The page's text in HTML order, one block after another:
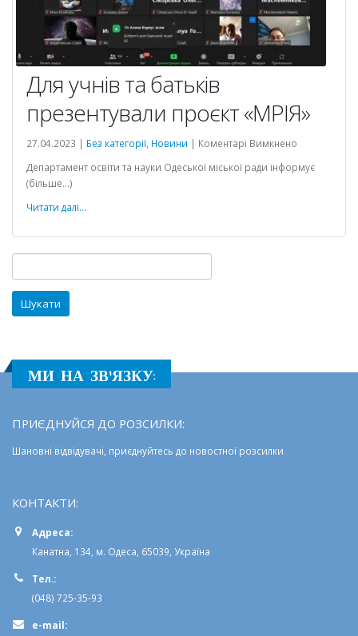
Для учнів та батьків
презентували проєкт «МРІЯ»
27.04.2023 | Без категорії Новини | Коментарі Вимкнено
учнів
проєкт
Департамент освіти та науки Одеської міської ради інформує
(більше…)
Читати далі...
МИ НА ЗВ'ЯЗКУ:
ПРИЄДНУЙСЯ ДО РОЗСИЛКИ:
Шановні відвідувачі, приєднуйтесь до новостної розсилки
КОНТАКТИ:
Адреса:
Канатна, 134, м. Одеса, 65039, Україна
Тел.:
(048) 725-35-93
e-mail: